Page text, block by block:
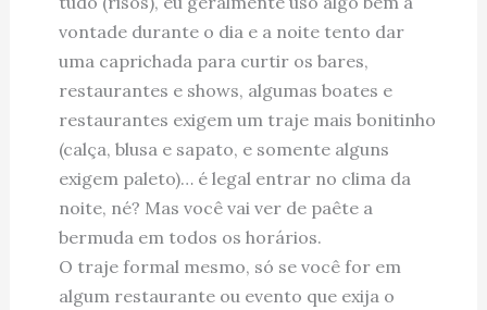
vontade durante o dia e a noite tento dar
uma caprichada para curtir os bares,
restaurantes e shows, algumas boates e
restaurantes exigem um traje mais bonitinho
(calça, blusa e sapato, e somente alguns
exigem paleto)… é legal entrar no clima da
noite, né? Mas você vai ver de paête a
bermuda em todos os horários.
O traje formal mesmo, só se você for em
algum restaurante ou evento que exija o